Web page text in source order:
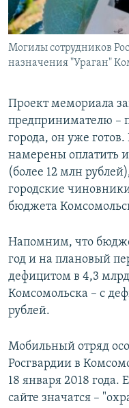
Могилы сотрудников
назначения "Ураган"
Проект мемориала
предпринимателю –
города, он уже готов.
намерены оплатить
(более 12 млн
городские
бюджета
Напомним, что
год и на плановый
дефицитом в 4,3
Комсомольска – с
рублей.
Мобильный отряд
Росгвардии в
18 января 2018
сайте значатся –